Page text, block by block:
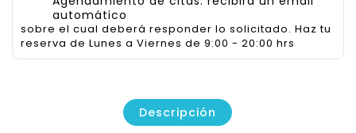
automático
sobre el cual deberá responder lo solicitado. Haz tu
reserva de Lunes a Viernes de 9:00 - 20:00 hrs
Descripción